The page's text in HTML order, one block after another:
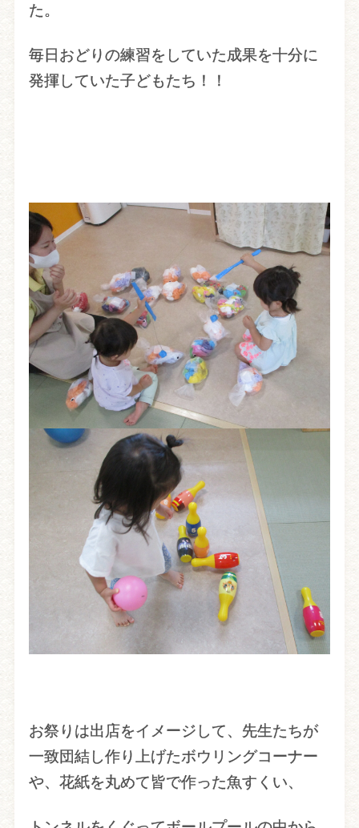
た。
毎日おどりの練習をしていた成果を十分に
発揮していた子どもたち！！
お祭りは出店をイメージして、先生たちが
一致団結し作り上げたボウリングコーナー
や、花紙を丸めて皆で作った魚すくい、